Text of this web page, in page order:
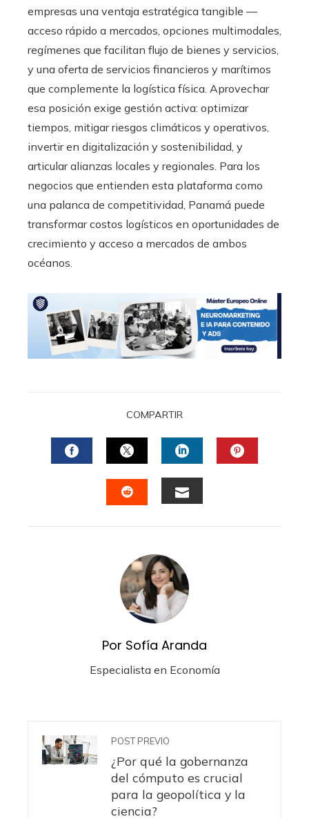
empresas una ventaja estratégica tangible —
acceso rápido a mercados, opciones multimodales,
regímenes que facilitan flujo de bienes y servicios,
y una oferta de servicios financieros y marítimos
que complemente la logística física. Aprovechar
esa posición exige gestión activa: optimizar
tiempos, mitigar riesgos climáticos y operativos,
invertir en digitalización y sostenibilidad, y
articular alianzas locales y regionales. Para los
negocios que entienden esta plataforma como
una palanca de competitividad, Panamá puede
transformar costos logísticos en oportunidades de
crecimiento y acceso a mercados de ambos
océanos.
COMPARTIR
FACEBOOKTWITTERLINKEDIN
Por Sofía Aranda
Especialista en Economía
POST PREVIO
¿Por qué la gobernanza
del cómputo es crucial
para la geopolítica y la
ciencia?